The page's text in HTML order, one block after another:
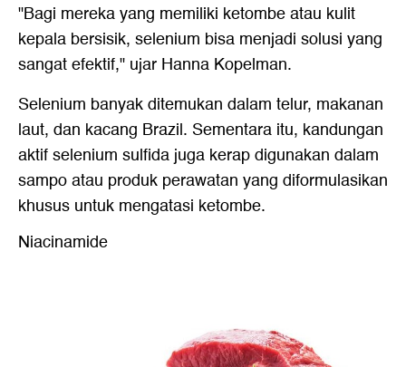
"Bagi mereka yang memiliki ketombe atau kulit
kepala bersisik, selenium bisa menjadi solusi yang
sangat efektif," ujar Hanna Kopelman.
Selenium banyak ditemukan dalam telur, makanan
laut, dan kacang Brazil. Sementara itu, kandungan
aktif selenium sulfida juga kerap digunakan dalam
sampo atau produk perawatan yang diformulasikan
khusus untuk mengatasi ketombe.
Niacinamide